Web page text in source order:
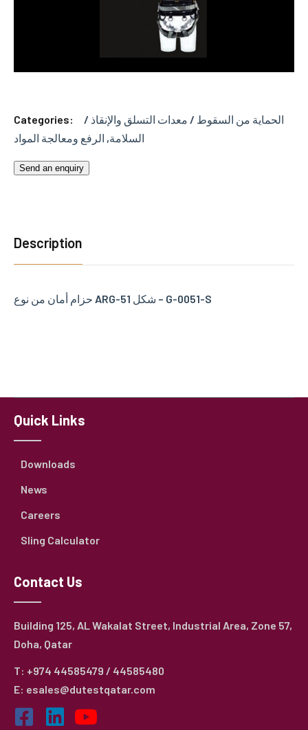
Categories:
الحماية من السقوط / معدات التسلق والإنقاذ /
السلامة, الرفع ومعالجة المواد
Send an enquiry
Description
حزام أمان من نوع ARG-51 شكل – G-0051-S
Quick Links
Downloads
News
Careers
Sling Calculator
Contact Us
Building 125, AL Wakalat Street, Industrial Area, Zone 57,
Doha, Qatar
T: +974 44585479 / 44585480
E: esales@dutestqatar.com